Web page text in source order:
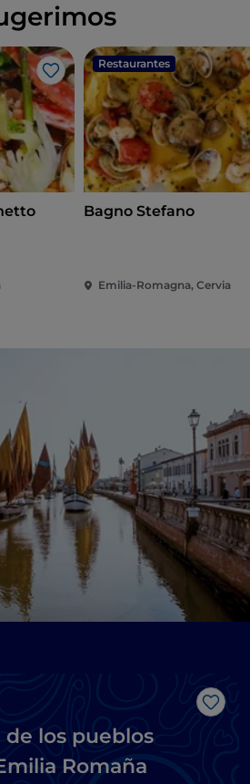
Me gusta
Restaurantes
Bagno Stefano
Emilia-Romagna, Cervia
Me
los pueblos
Romaña